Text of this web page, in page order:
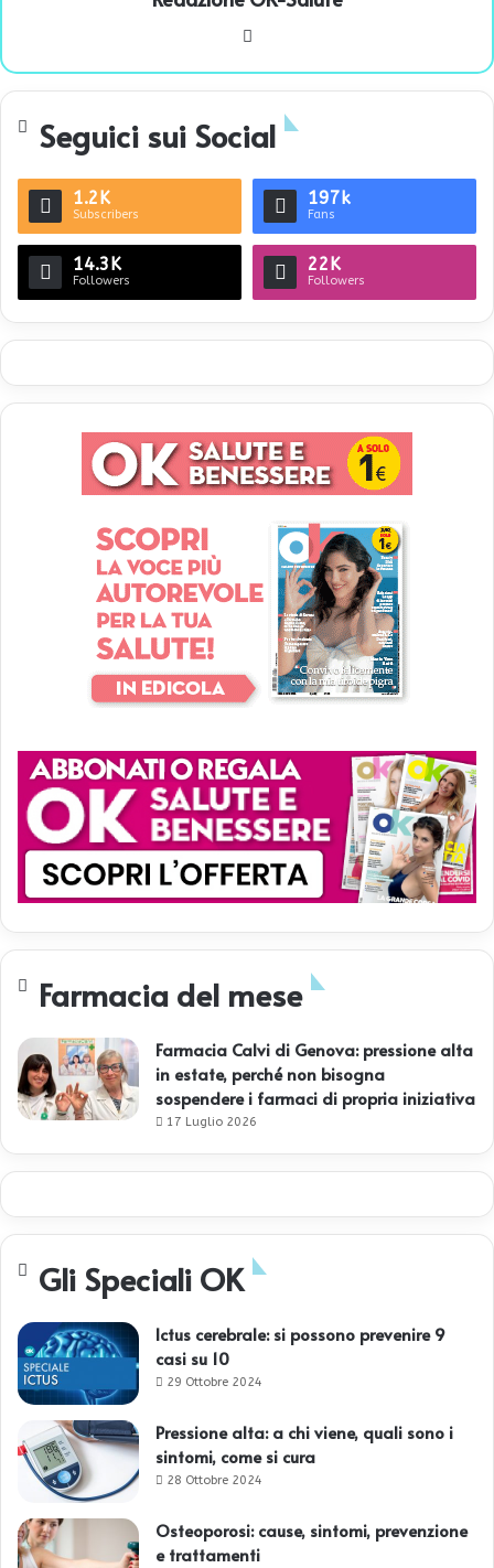
te
Seguici sui Social
1.2K
Subscribers
197k
Fans
14.3K
Followers
22K
Followers
Farmacia del mese
Farmacia Calvi di Genova: pressione alta
in estate, perché non bisogna
sospendere i farmaci di propria iniziativa
17 Luglio 2026
Gli Speciali OK
Ictus cerebrale: si possono prevenire 9
casi su 10
29 Ottobre 2024
Pressione alta: a chi viene, quali sono i
sintomi, come si cura
28 Ottobre 2024
Osteoporosi: cause, sintomi, prevenzione
e trattamenti